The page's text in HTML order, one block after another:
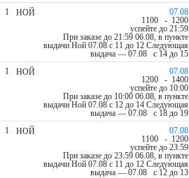
1 НОЙ
07.08
1100 - 1200
успейте до 21:59
При заказе до 21:59 06.08, в пункте
выдачи Ной 07.08 c 11 до 12 Следующая
выдача — 07.08 c 14 до 15
1 НОЙ
07.08
1200 - 1400
успейте до 10:00
При заказе до 10:00 06.08, в пункте
выдачи Ной 07.08 c 12 до 14 Следующая
выдача — 07.08 c 18 до 19
1 НОЙ
07.08
1100 - 1200
успейте до 23:59
При заказе до 23:59 06.08, в пункте
выдачи Ной 07.08 c 11 до 12 Следующая
выдача — 07.08 c 12 до 13